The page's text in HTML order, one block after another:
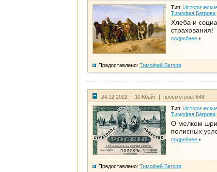
Тип:
Тимофея Бегрова
Хлеба и
страхования!
подробнее
Предоставлено: Тимофей Бегров
24.12.2022 | 10 Кбайт | просмотров: 648
Тип:
Тимофея Бегрова
О мелком
полисных
подробнее
Предоставлено: Тимофей Бегров